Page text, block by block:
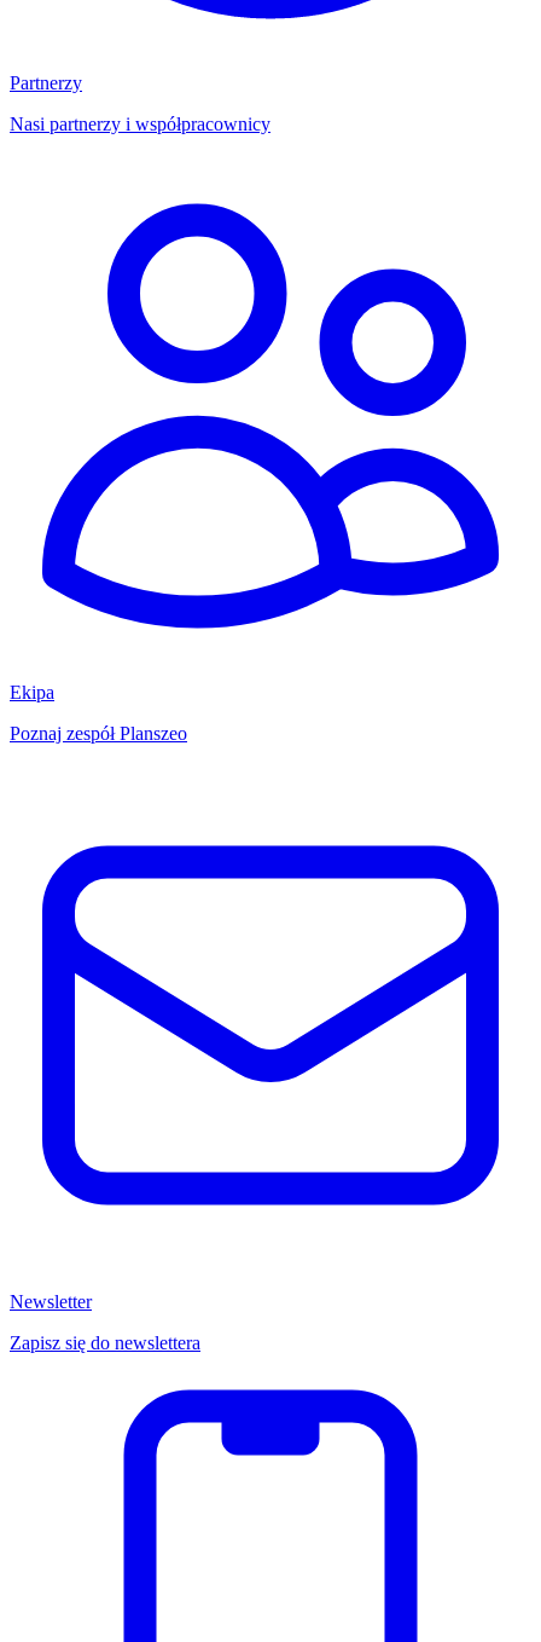
Partnerzy
Nasi partnerzy i współpracownicy
Ekipa
Poznaj zespół Planszeo
Newsletter
Zapisz się do newslettera